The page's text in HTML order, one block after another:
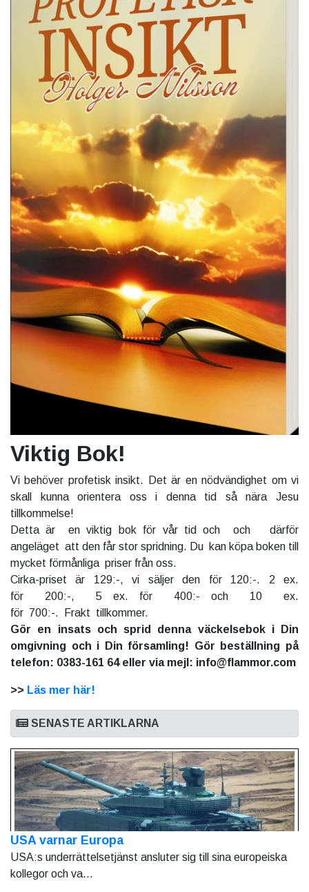
Viktig Bok!
Vi behöver profetisk insikt. Det är en nödvändighet om vi
skall kunna orientera oss i denna tid så nära Jesu
tillkommelse!
Detta är en viktig bok för vår tid och och därför
angeläget att den får stor spridning. Du kan köpa boken till
mycket förmånliga priser från oss.
Cirka-priset är 129:-, vi säljer den för 120:-. 2 ex.
för 200:-, 5 ex. för 400:- och 10 ex.
för 700:-. Frakt tillkommer.
Gör en insats och sprid denna väckelsebok i Din
omgivning och i Din församling! Gör beställning på
telefon: 0383-161 64 eller via mejl: info@flammor.com
>> Läs mer här!
SENASTE ARTIKLARNA
USA varnar Europa
USA:s underrättelsetjänst ansluter sig till sina europeiska
kollegor och va...